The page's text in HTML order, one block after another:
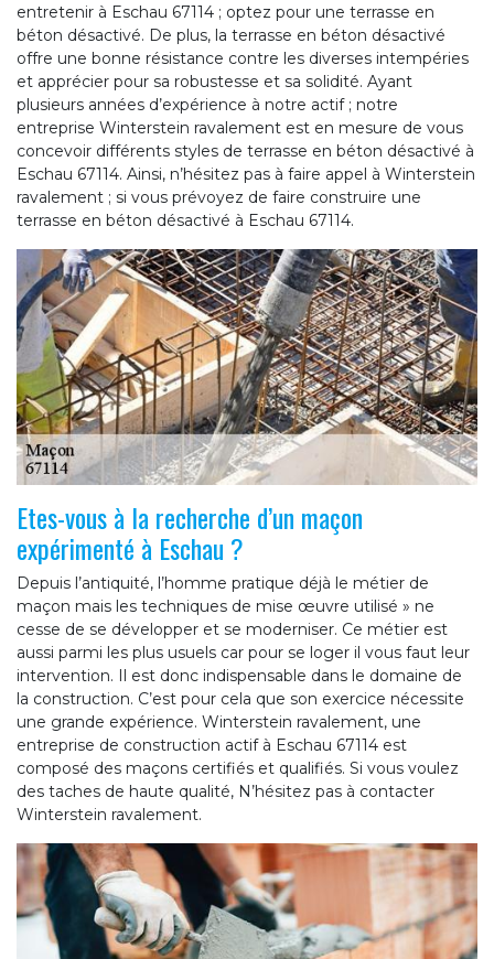
entretenir à Eschau 67114 ; optez pour une terrasse en
béton désactivé. De plus, la terrasse en béton désactivé
offre une bonne résistance contre les diverses intempéries
et apprécier pour sa robustesse et sa solidité. Ayant
plusieurs années d’expérience à notre actif ; notre
entreprise Winterstein ravalement est en mesure de vous
concevoir différents styles de terrasse en béton désactivé à
Eschau 67114. Ainsi, n’hésitez pas à faire appel à Winterstein
ravalement ; si vous prévoyez de faire construire une
terrasse en béton désactivé à Eschau 67114.
Etes-vous à la recherche d’un maçon
expérimenté à Eschau ?
Depuis l’antiquité, l’homme pratique déjà le métier de
maçon mais les techniques de mise œuvre utilisé » ne
cesse de se développer et se moderniser. Ce métier est
aussi parmi les plus usuels car pour se loger il vous faut leur
intervention. Il est donc indispensable dans le domaine de
la construction. C’est pour cela que son exercice nécessite
une grande expérience. Winterstein ravalement, une
entreprise de construction actif à Eschau 67114 est
composé des maçons certifiés et qualifiés. Si vous voulez
des taches de haute qualité, N’hésitez pas à contacter
Winterstein ravalement.